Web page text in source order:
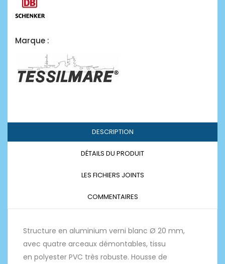
Marque :
DESCRIPTION
DÉTAILS DU PRODUIT
LES FICHIERS JOINTS
COMMENTAIRES
Structure en aluminium verni blanc Ø 20 mm,
avec quatre arceaux démontables, tissu
en polyester PVC très robuste. Housse de